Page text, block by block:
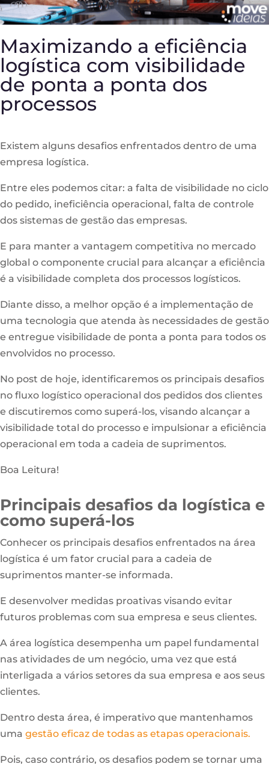
Maximizando a eficiência
logística com visibilidade
de ponta a ponta dos
processos
Existem alguns desafios enfrentados dentro de uma
empresa logística.
Entre eles podemos citar: a falta de visibilidade no ciclo
do pedido, ineficiência operacional, falta de controle
dos sistemas de gestão das empresas.
E para manter a vantagem competitiva no mercado
global o componente crucial para alcançar a eficiência
é a visibilidade completa dos processos logísticos.
Diante disso, a melhor opção é a implementação de
uma tecnologia que atenda às necessidades de gestão
e entregue visibilidade de ponta a ponta para todos os
envolvidos no processo.
No post de hoje, identificaremos os principais desafios
no fluxo logístico operacional dos pedidos dos clientes
e discutiremos como superá-los, visando alcançar a
visibilidade total do processo e impulsionar a eficiência
operacional em toda a cadeia de suprimentos.
Boa Leitura!
Principais desafios da logística e
como superá-los
Conhecer os principais desafios enfrentados na área
logística é um fator crucial para a cadeia de
suprimentos manter-se informada.
E desenvolver medidas proativas visando evitar
futuros problemas com sua empresa e seus clientes.
A área logística desempenha um papel fundamental
nas atividades de um negócio, uma vez que está
interligada a vários setores da sua empresa e aos seus
clientes.
Dentro desta área, é imperativo que mantenhamos
uma gestão eficaz de todas as etapas operacionais.
Pois, caso contrário, os desafios podem se tornar uma